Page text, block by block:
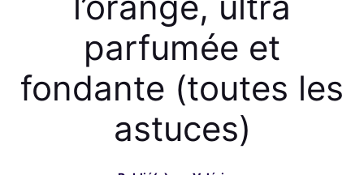
parfumée et
fondante (toutes les
astuces)